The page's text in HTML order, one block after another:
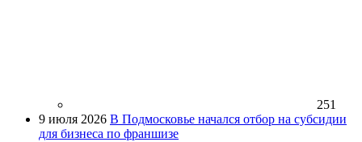
251
9 июля 2026 В Подмосковье начался отбор на субсидии
для бизнеса по франшизе